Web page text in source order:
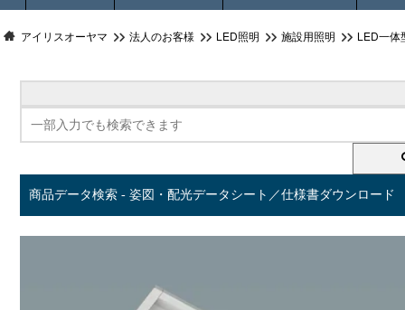
アイリスオーヤマ 法人のお客様 LED照明 施設用照明 LED一体
商品データ検索 - 姿図・配光データシート／仕様書ダウンロード